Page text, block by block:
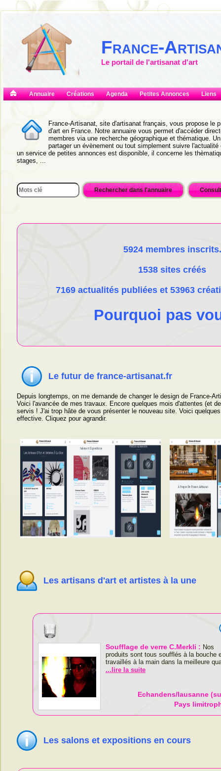
France-
Le portail de l'artisanat d'art
Annuaire Créations Agenda Petites Annonces Liens
France-Artisanat, site d'artisanat français, vous propose le
d'art en France. Notre annuaire vous permet d'accéder
membres via une recherche géographique et thématique.
partager un évènement ou tout simplement suivre
un service de petites annonces est disponible, il concerne les
stages, ...
5924 membres inscrits.
1538 sites créés
7169 actualités publiées et 53963
Pourquoi pas
Le futur de france-artisanat.fr
Depuis longtemps, on me demande de changer le design de France-
Voici l'avancée de mes travaux. Encore quelques mois d'attentes (et
servis ! J'ai trop hâte de vous présenter le nouveau site. Voici
effective. Cliquez pour agrandir.
Les artisans d'art et artistes à la une
Soufflage de verre C.Merkli : Nos
produits sont tous soufflés à la bouche
travaillés à la main dans la meilleure
...lire la suite
Echandens/lausanne
Pays
Les salons et expositions en cours